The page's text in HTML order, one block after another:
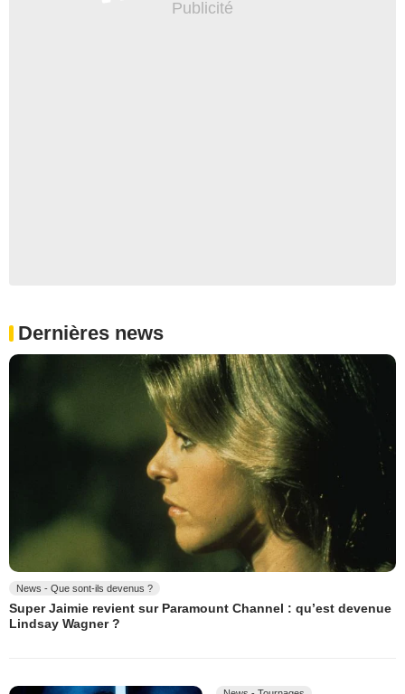
Dernières news
News - Que sont-ils devenus ?
Super Jaimie revient sur Paramount Channel : qu’est devenue
Lindsay Wagner ?